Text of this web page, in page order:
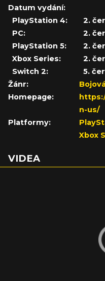
Datum vydání:
PlayStation 4:
2.
PC:
2.
PlayStation 5:
2.
Xbox Series:
2.
Switch 2:
5.
Žánr:
Homepage:
n-us/
Platformy:
Xbox
VIDEA